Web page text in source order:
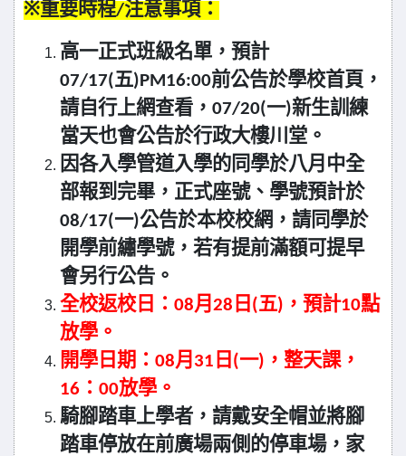
※重要時程/注意事項：
高一正式班級名單，預計
07/17(五)PM16:00前公告於學校首頁，
請自行上網查看，07/20(一)新生訓練
當天也會公告於行政大樓川堂。
因各入學管道入學的同學於八月中全
部報到完畢，正式座號、學號預計於
08/17(一)公告於本校校網，請同學於
開學前繡學號，若有提前滿額可提早
會另行公告。
全校返校日：08月28日(五)，預計10點
放學。
開學日期：08月31日(一)，整天課，
16：00放學。
騎腳踏車上學者，請戴安全帽並將腳
踏車停放在前廣場兩側的停車場，家